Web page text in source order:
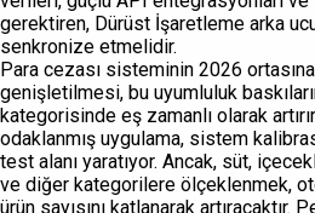
gerektiren, Dürüst İşaretleme arka
senkronize etmelidir.
Para cezası sisteminin 2026
genişletilmesi, bu uyumluluk
kategorisinde eş zamanlı olarak
odaklanmış uygulama, sistem
test alanı yaratıyor. Ancak, süt,
ve diğer kategorilere ölçeklenmek,
ürün sayısını katlanarak